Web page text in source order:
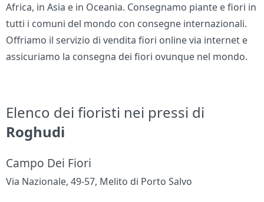
Africa, in Asia e in Oceania. Consegnamo piante e fiori in
tutti i comuni del mondo con consegne internazionali.
Offriamo il servizio di vendita fiori online via internet e
assicuriamo la consegna dei fiori ovunque nel mondo.
Elenco dei fioristi nei pressi di
Roghudi
Campo Dei Fiori
Via Nazionale, 49-57, Melito di Porto Salvo